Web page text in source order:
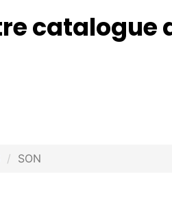
catalogue
SON